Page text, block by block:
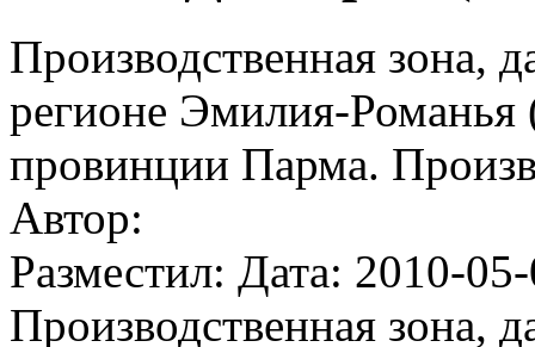
Производственная зона,
регионе Эмилия-Романья
провинции Парма.
Автор:
Разместил: Дата: 2010-
Производственная зона,